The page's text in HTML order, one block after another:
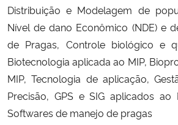
Distribuição e Modelagem de
Nível de dano Econômico (NDE) e
de Pragas, Controle biológico e
Biotecnologia aplicada ao MIP,
MIP, Tecnologia de aplicação,
Precisão, GPS e SIG aplicados ao
Softwares de manejo de pragas